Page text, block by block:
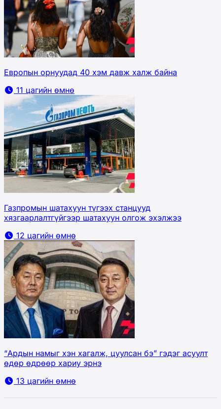
Европын орнуудад 40 хэм давж халж байна
11 цагийн өмнө
Газпромын шатахуун түгээх станцууд
хязгаарлалтгүйгээр шатахуун олгож эхэлжээ
12 цагийн өмнө
“Ардын намыг хэн хагалж, цуулсан бэ” гэдэг асуулт
өдөр өдрөөр хариу эрнэ
13 цагийн өмнө